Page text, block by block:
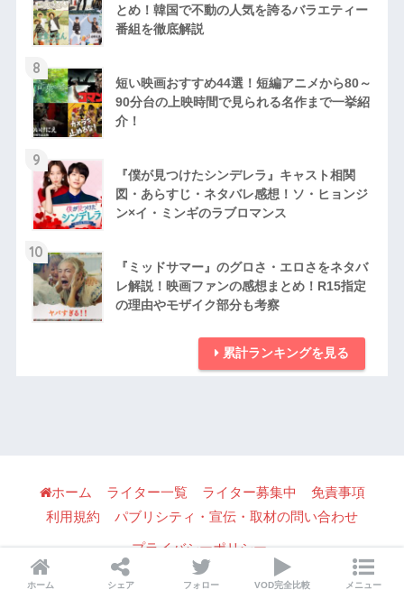
とめ！韓国で不動の人気を誇るバラエティー
番組を徹底解説
8
短い映画おすすめ44選！短編アニメから80～
90分台の上映時間で見られる名作まで一挙紹
介！
9
『僕が見つけたシンデレラ』キャスト相関
図・あらすじ・ネタバレ感想！ソ・ヒョンジ
ン×イ・ミンギのラブロマンス
10
『ミッドサマー』のグロさ・エロさをネタバ
レ解説！映画ファンの感想まとめ！R15指定
の理由やモザイク部分も考察
累計ランキングを見る
ホーム ライター一覧 ライター募集中
免責事項
利用規約
パブリシティ・宣伝・取材の問い合わせ
プライバシーポリシー
© 2026 Mirtomo All rights reserved.
ホーム シェア フォロー VOD完全比較 メニュー